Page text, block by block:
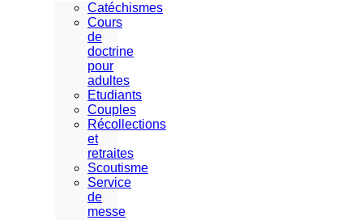
Catéchismes
Cours
de
doctrine
pour
adultes
Etudiants
Couples
Récollections
et
retraites
Scoutisme
Service
de
messe